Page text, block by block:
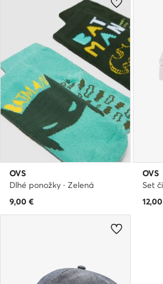
OVS
Dlhé ponožky · Zelená
9,00 €
OVS
12,00